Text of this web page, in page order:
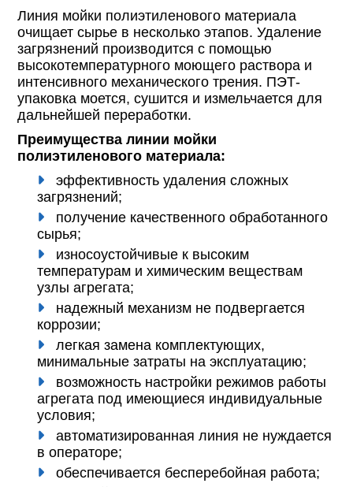
Линия мойки полиэтиленового материала
очищает сырье в несколько этапов. Удаление
загрязнений производится с помощью
высокотемпературного моющего раствора и
интенсивного механического трения. ПЭТ-
упаковка моется, сушится и измельчается для
дальнейшей переработки.
Преимущества линии мойки
полиэтиленового материала:
эффективность удаления сложных
загрязнений;
получение качественного обработанного
сырья;
износоустойчивые к высоким
температурам и химическим веществам
узлы агрегата;
надежный механизм не подвергается
коррозии;
легкая замена комплектующих,
минимальные затраты на эксплуатацию;
возможность настройки режимов работы
агрегата под имеющиеся индивидуальные
условия;
автоматизированная линия не нуждается
в операторе;
обеспечивается бесперебойная работа;